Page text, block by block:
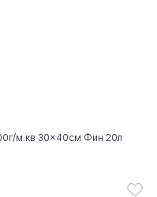
м.кв 30x40см Фин 20л